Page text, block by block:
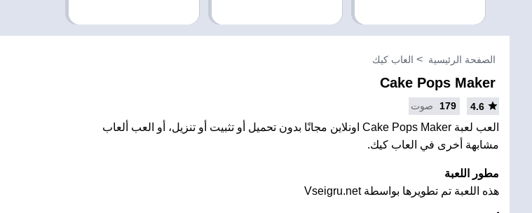
الصفحة الرئيسية العاب كيك
Cake Pops Maker
4.6
179 صوت
العب لعبة Cake Pops Maker اونلاين مجانًا بدون تحميل أو تثبيت أو تنزيل، أو العب ألعاب
مشابهة أخرى في العاب كيك.
مطور اللعبة
هذه اللعبة تم تطويرها بواسطة Vseigru.net